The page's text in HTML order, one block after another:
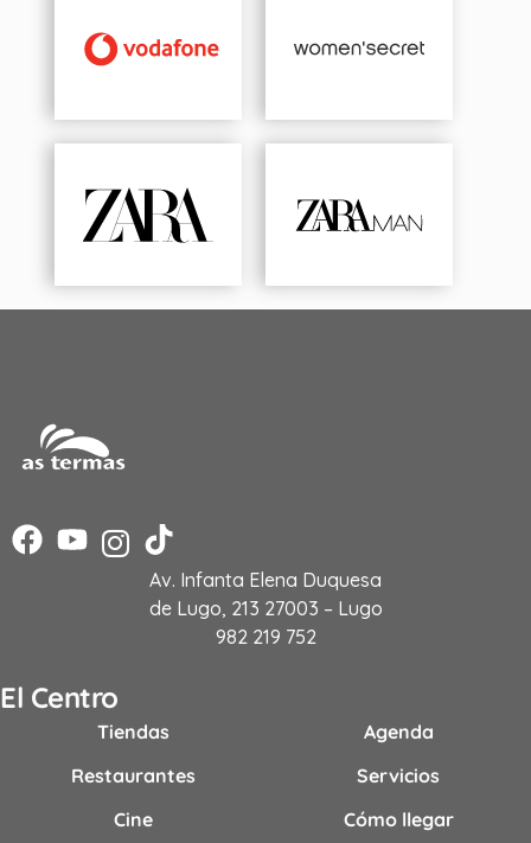
Av. Infanta Elena Duquesa
de Lugo, 213 27003 – Lugo
982 219 752
El Centro
Tiendas
Restaurantes
Cine
Agenda
Servicios
Cómo llegar